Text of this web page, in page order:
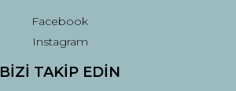
Facebook
Instagram
BİZİ TAKİP EDİN